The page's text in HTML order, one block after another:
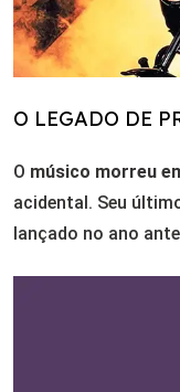
O LEGADO DE
O músico morreu
acidental. Seu
lançado no ano